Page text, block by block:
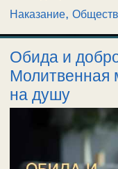
Наказание,
Обида и
Молитвенная
на душу